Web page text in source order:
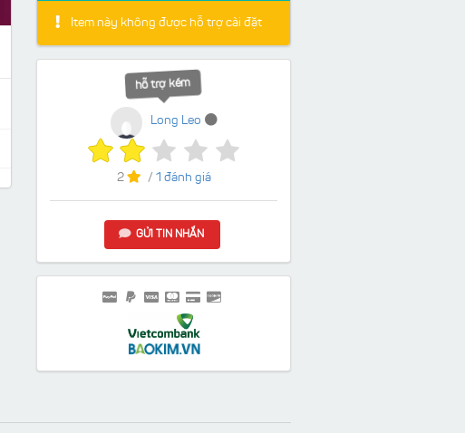
Item này không được hỗ trợ cài đặt
hỗ trợ kém
Long Leo
2 / 1 đánh giá
GỬI TIN NHẮN